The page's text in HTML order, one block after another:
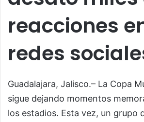
reacciones
redes
Guadalajara, Jalisco.– La Copa
sigue dejando momentos
los estadios. Esta vez, un grupo